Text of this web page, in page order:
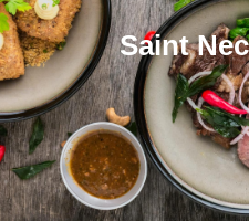
Saint